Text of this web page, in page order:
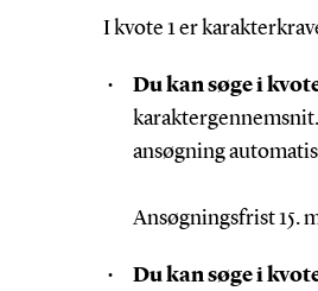
I kvote 1 er
Du kan søge i
ansøgning
Ansøgningsfrist 15.
Du kan søge i